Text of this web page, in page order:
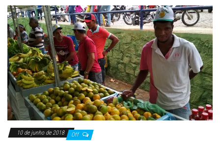
10 de junho de 2018 Off